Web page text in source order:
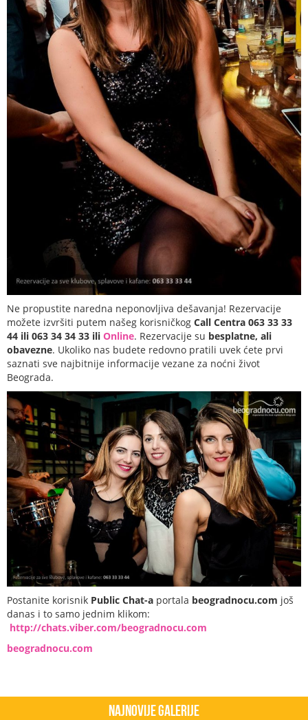
Ne propustite naredna neponovljiva dešavanja! Rezervacije
možete izvršiti putem našeg korisničkog Call Centra 063 33 33
44 ili 063 34 34 33 ili Online. Rezervacije su besplatne, ali
obavezne. Ukoliko nas budete redovno pratili uvek ćete prvi
saznati sve najbitnije informacije vezane za noćni život
Beograda.
Postanite korisnik Public Chat-a portala beogradnocu.com još
danas i to samo jednim klikom:
http://chats.viber.com/beogradnocu.com
beogradnocu.com
Najnovije Galerije